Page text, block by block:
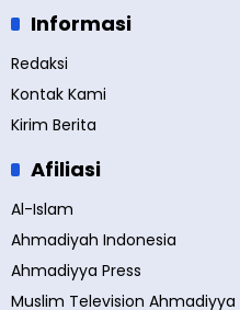
Informasi
Redaksi
Kontak Kami
Kirim Berita
Afiliasi
Al-Islam
Ahmadiyah Indonesia
Ahmadiyya Press
Muslim Television Ahmadiyya